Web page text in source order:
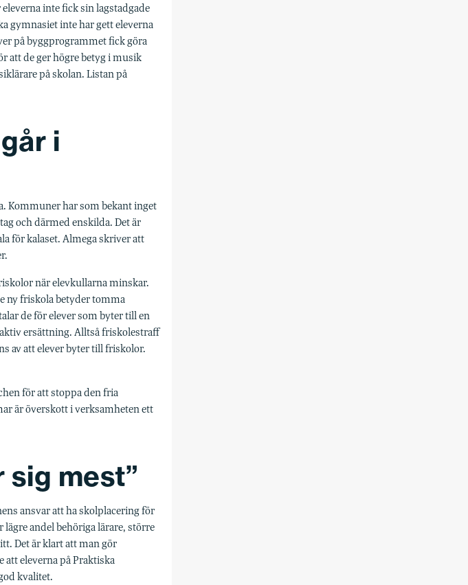
inte fick sin lagstadgade
gymnasiet inte har gett eleverna
på byggprogrammet fick göra
att de ger högre betyg i musik
på skolan. Listan på
i
Kommuner har som bekant inget
och därmed enskilda. Det är
för kalaset. Almega skriver att
när elevkullarna minskar.
ny friskola betyder tomma
de för elever som byter till en
ersättning. Alltså friskolestraff
av att elever byter till friskolor.
för att stoppa den fria
är överskott i verksamheten ett
mest”
ansvar att ha skolplacering för
lägre andel behöriga lärare, större
Det är klart att man gör
eleverna på Praktiska
kvalitet.